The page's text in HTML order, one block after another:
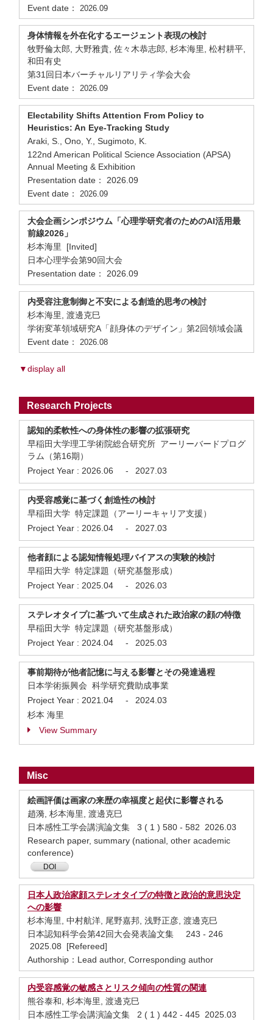
Event date： 2026.09
身体情報を外在化するエージェント表現の検討
牧野倫太郎, 大野雅貴, 佐々木恭志郎, 杉本海里, 松村耕平,
和田有史
第31回日本バーチャルリアリティ学会大会
Event date： 2026.09
Electability Shifts Attention From Policy to
Heuristics: An Eye-Tracking Study
Araki, S., Ono, Y., Sugimoto, K.
122nd American Political Science Association (APSA)
Annual Meeting & Exhibition
Presentation date： 2026.09
Event date： 2026.09
大会企画シンポジウム「心理学研究者のためのAI活用最
前線2026」
杉本海里 [Invited]
日本心理学会第90回大会
Presentation date： 2026.09
内受容注意制御と不安による創造的思考の検討
杉本海里, 渡邊克巳
学術変革領域研究A「顔身体のデザイン」第2回領域会議
Event date： 2026.08
▼display all
Research Projects
認知的柔軟性への身体性の影響の拡張研究
早稲田大学理工学術院総合研究所 アーリーバードプログ
ラム（第16期）
Project Year : 2026.06 - 2027.03
内受容感覚に基づく創造性の検討
早稲田大学 特定課題（アーリーキャリア支援）
Project Year : 2026.04 - 2027.03
他者顔による認知情報処理バイアスの実験的検討
早稲田大学 特定課題（研究基盤形成）
Project Year : 2025.04 - 2026.03
ステレオタイプに基づいて生成された政治家の顔の特徴
早稲田大学 特定課題（研究基盤形成）
Project Year : 2024.04 - 2025.03
事前期待が他者記憶に与える影響とその発達過程
日本学術振興会 科学研究費助成事業
Project Year : 2021.04 -
2024.03
杉本 海里
View Summary
Misc
絵画評価は画家の来歴の幸福度と起伏に影響される
趙漪, 杉本海里, 渡邊克巳
日本感性工学会講演論文集 3 ( 1 ) 580 - 582 2026.03
Research paper, summary (national, other academic
conference)
DOI
日本人政治家顔ステレオタイプの特徴と政治的意思決定
への影響
杉本海里, 中村航洋, 尾野嘉邦, 浅野正彦, 渡邊克巳
日本認知科学会第42回大会発表論文集 243 - 246
2025.08 [Refereed]
Authorship：Lead author, Corresponding author
内受容感覚の敏感さとリスク傾向の性質の関連
熊谷泰和, 杉本海里, 渡邊克巳
日本感性工学会講演論文集 2 ( 1 ) 442 - 445 2025.03